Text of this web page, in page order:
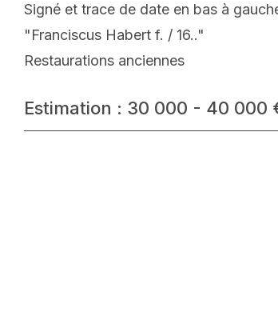
Signé et trace de date en bas à
"Franciscus Habert f. / 16.."
Restaurations anciennes
Estimation : 30 000 - 40 000